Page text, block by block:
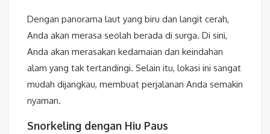
Dengan panorama laut yang biru dan langit cerah,
Anda akan merasa seolah berada di surga. Di sini,
Anda akan merasakan kedamaian dan keindahan
alam yang tak tertandingi. Selain itu, lokasi ini sangat
mudah dijangkau, membuat perjalanan Anda semakin
nyaman.
Snorkeling dengan Hiu Paus